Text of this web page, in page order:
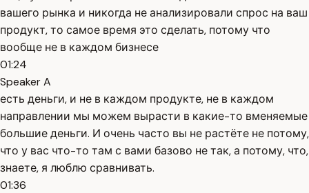
вашего рынка и никогда не анализировали спрос на ваш
продукт, то самое время это сделать, потому что
вообще не в каждом бизнесе
01:24
Speaker A
есть деньги, и не в каждом продукте, не в каждом
направлении мы можем вырасти в какие-то вменяемые
большие деньги. И очень часто вы не растёте не потому,
что у вас что-то там с вами базово не так, а потому, что,
знаете, я люблю сравнивать.
01:36